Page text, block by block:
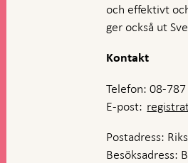
och effektivt
ger också ut
Kontakt
Telefon: 08-
E-post:
Postadress:
Besöksadress: